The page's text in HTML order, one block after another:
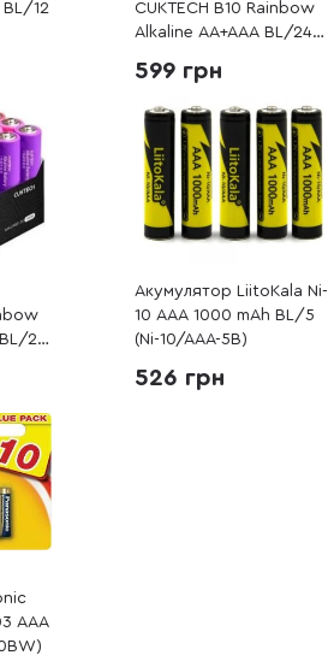
BL/12
CUKTECH B10 Rainbow
Alkaline AA+AAA BL/24
599 грн
24
Акумулятор LiitoKala Ni-
10 AAA 1000 mAh BL/5
(Ni-10/AAA-5B)
526 грн
AAA